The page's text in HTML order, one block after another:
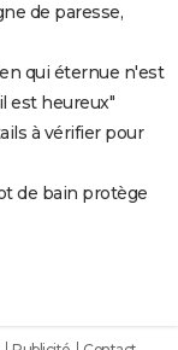
de paresse,
qui éternue n'est
est heureux"
à vérifier pour
de bain protège